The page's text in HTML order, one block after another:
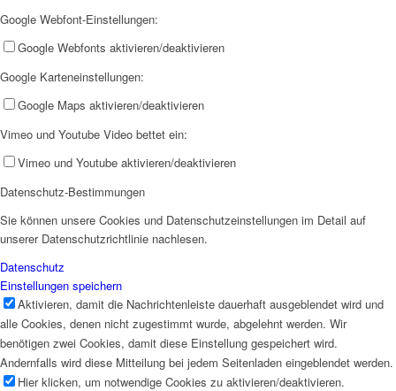
EFUS jetzt auch mobil: Der Bus tourt durch den Kreis
– die Termine
Kinderschutz
Google Webfont-Einstellungen:
Google Webfonts aktivieren/deaktivieren
Google Karteneinstellungen:
Google Maps aktivieren/deaktivieren
Vimeo und Youtube Video bettet ein:
Vimeo und Youtube aktivieren/deaktivieren
Datenschutz-Bestimmungen
Sie können unsere Cookies und Datenschutzeinstellungen im Detail auf
unserer Datenschutzrichtlinie nachlesen.
Datenschutz
Einstellungen speichern
Aktivieren, damit die Nachrichtenleiste dauerhaft ausgeblendet wird und
alle Cookies, denen nicht zugestimmt wurde, abgelehnt werden. Wir
benötigen zwei Cookies, damit diese Einstellung gespeichert wird.
Andernfalls wird diese Mitteilung bei jedem Seitenladen eingeblendet werden.
Hier klicken, um notwendige Cookies zu aktivieren/deaktivieren.